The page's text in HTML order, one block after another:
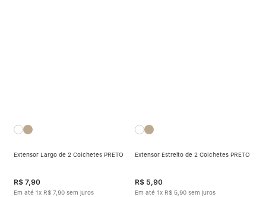
Extensor Largo de 2 Colchetes PRETO
R$ 7,90
Em até 1x R$ 7 90 sem juros
Extensor Estreito de 2 Colchetes PRETO
R$ 5,90
Em até 1x R$ 5 90 sem juros